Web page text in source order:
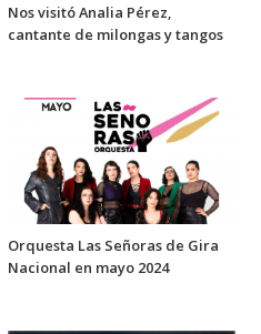
Nos visitó Analia Pérez,
cantante de milongas y tangos
Orquesta Las Señoras de Gira
Nacional en mayo 2024